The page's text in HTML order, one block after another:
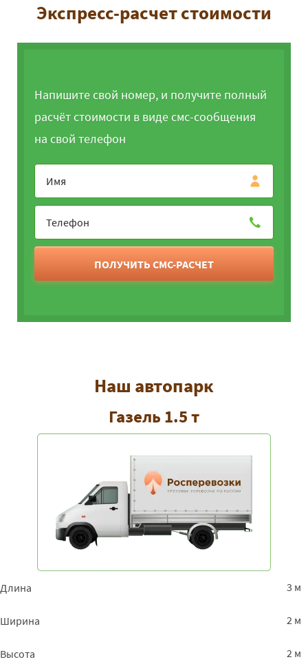
Экспресс-расчет стоимости
Напишите свой номер, и получите полный
расчёт стоимости в виде смс-сообщения
на свой телефон
ПОЛУЧИТЬ СМС-РАСЧЕТ
Наш автопарк
Газель 1.5 т
Длина 3 м
Ширина 2 м
Высота 2 м